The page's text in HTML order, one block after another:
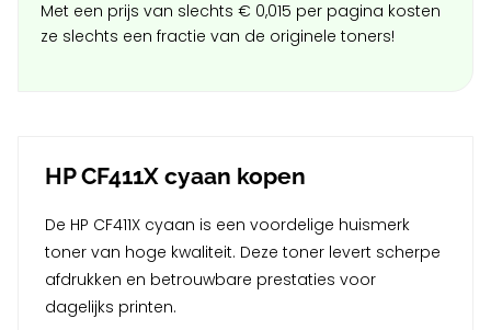
Met een prijs van slechts € 0,015 per pagina kosten
ze slechts een fractie van de originele toners!
HP CF411X cyaan kopen
De HP CF411X cyaan is een voordelige huismerk
toner van hoge kwaliteit. Deze toner levert scherpe
afdrukken en betrouwbare prestaties voor
dagelijks printen.